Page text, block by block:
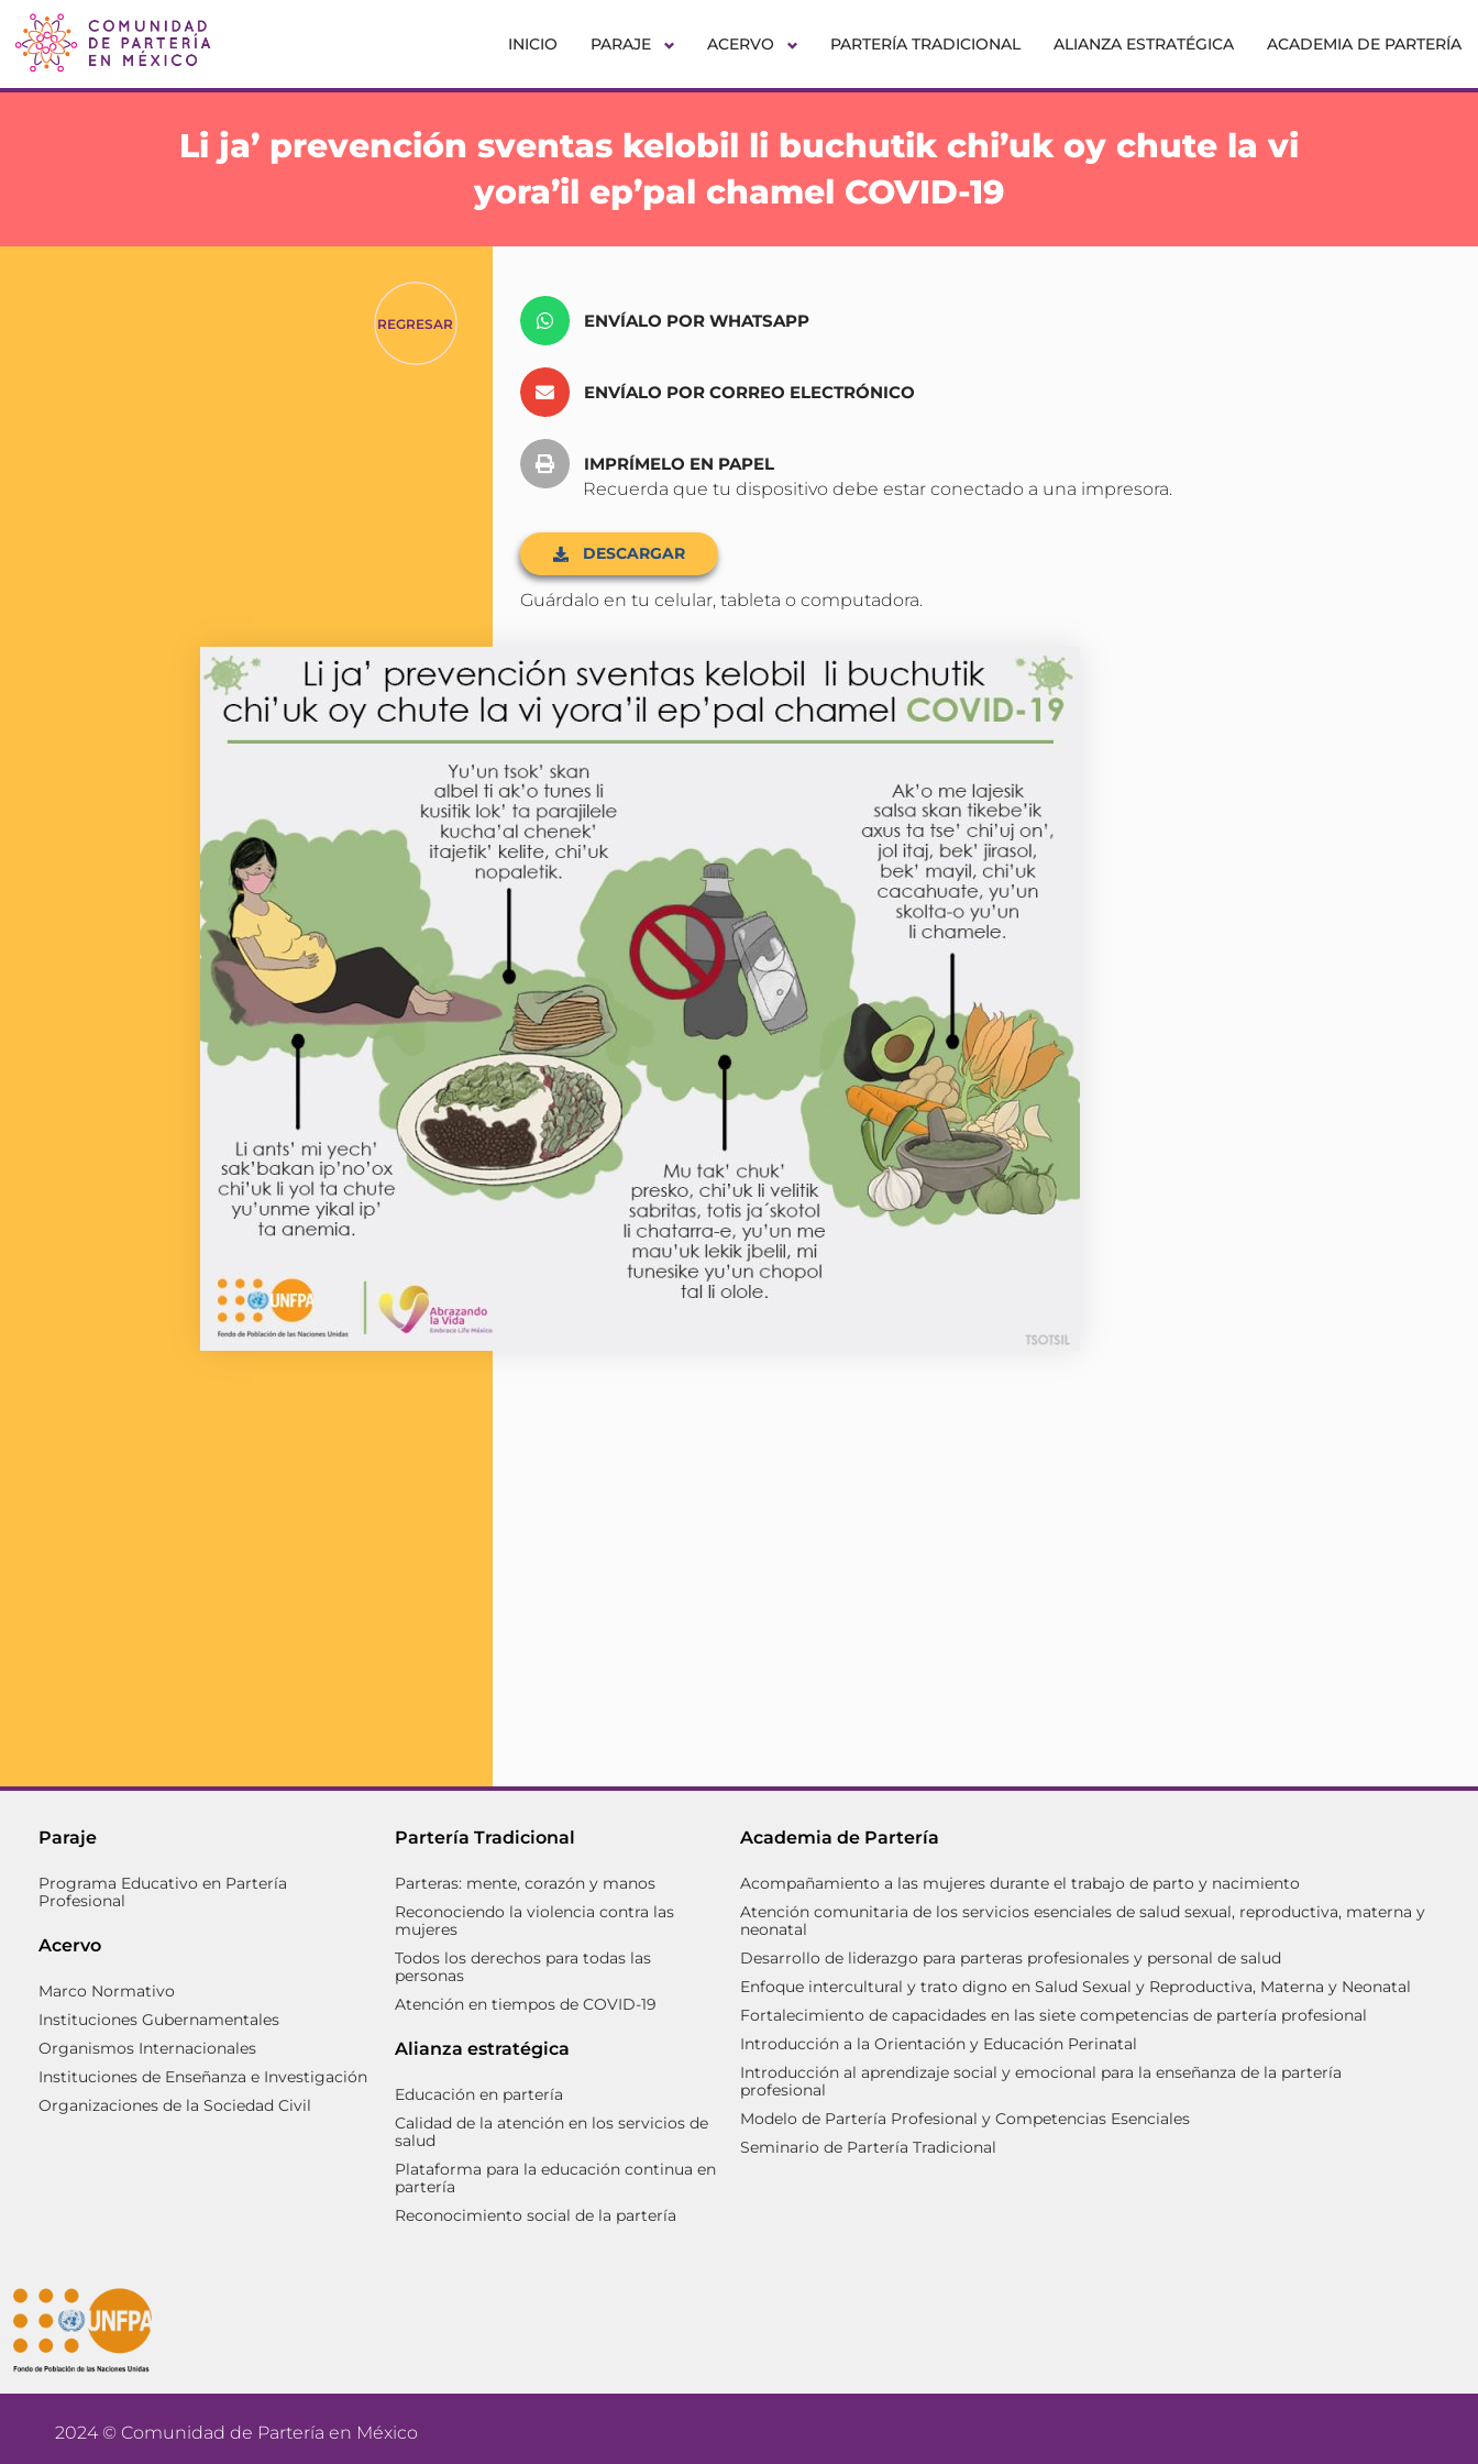
INICIO PARAJE ACERVO PARTERÍA TRADICIONAL ALIANZA ESTRATÉGICA ACADEMIA DE PARTERÍA
Li ja’ prevención sventas kelobil li buchutik chi’uk oy chute la vi
yora’il ep’pal chamel COVID-19
REGRESAR ENVÍALO POR WHATSAPP
ENVÍALO POR CORREO ELECTRÓNICO
IMPRÍMELO EN PAPEL
Recuerda que tu dispositivo debe estar conectado a una impresora.
DESCARGAR
Guárdalo en tu celular, tableta o computadora.
Paraje
Programa Educativo en Partería
Profesional
Acervo
Marco Normativo
Instituciones Gubernamentales
Organismos Internacionales
Instituciones de Enseñanza e Investigación
Organizaciones de la Sociedad Civil
Partería Tradicional
Parteras: mente, corazón y manos
Reconociendo la violencia contra las
mujeres
Todos los derechos para todas las
personas
Atención en tiempos de COVID-19
Alianza estratégica
Educación en partería
Calidad de la atención en los servicios de
salud
Plataforma para la educación continua en
partería
Reconocimiento social de la partería
Academia de Partería
Acompañamiento a las mujeres durante el trabajo de parto y nacimiento
Atención comunitaria de los servicios esenciales de salud sexual, reproductiva, materna y
neonatal
Desarrollo de liderazgo para parteras profesionales y personal de salud
Enfoque intercultural y trato digno en Salud Sexual y Reproductiva, Materna y Neonatal
Fortalecimiento de capacidades en las siete competencias de partería profesional
Introducción a la Orientación y Educación Perinatal
Introducción al aprendizaje social y emocional para la enseñanza de la partería
profesional
Modelo de Partería Profesional y Competencias Esenciales
Seminario de Partería Tradicional
2024 © Comunidad de Partería en México